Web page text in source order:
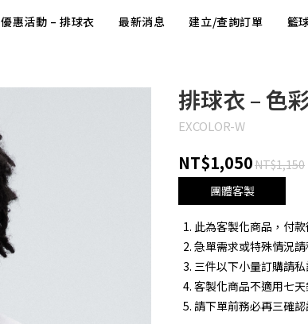
優惠活動 – 排球衣 最新消息 建立/查詢訂單 籃
排球衣 – 色
EXCOLOR-W
NT$1,050NT$1,150
團體客製
此為客製化商品，付
急單需求或特殊情況請
三件以下小量訂購請私
客製化商品不適用七天
請下單前務必再三確認